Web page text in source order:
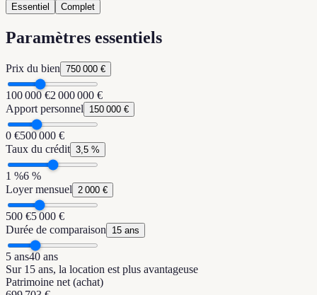
Essentiel Complet
Paramètres essentiels
Prix du bien 750 000 €
100 000 €2 000 000 €
Apport personnel
150 000 €
0 €500 000 €
Taux du crédit 3,5 %
1 %6 %
Loyer mensuel
2 000 €
500 €5 000 €
Durée de comparaison
15 ans
5 ans40 ans
Sur 15 ans, la location est plus avantageuse
Patrimoine net (achat)